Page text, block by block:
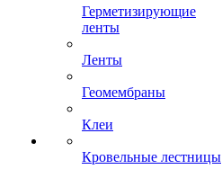
Герметизирующие
ленты
Ленты
Геомембраны
Клеи
Кровельные лестницы